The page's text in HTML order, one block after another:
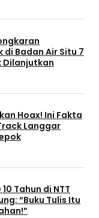
Badan Air Situ 7
Dilanjutkan
Hoax! Ini Fakta
Langgar
Tahun di NTT
“Buku Tulis Itu